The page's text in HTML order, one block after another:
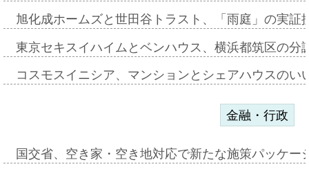
旭化成ホームズと世田谷トラスト、「雨庭」の実
東京セキスイハイムとベンハウス、横浜都筑区の
コスモスイニシア、マンションとシェアハウスの
金融・行政
国交省、空き家・空き地対応で新たな施策パッケ